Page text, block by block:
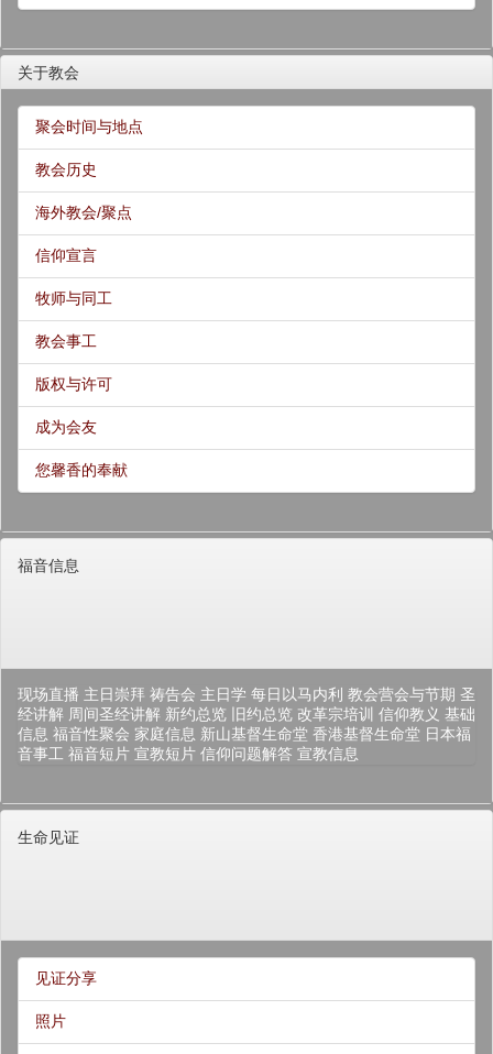
关于教会
聚会时间与地点
教会历史
海外教会/聚点
信仰宣言
牧师与同工
教会事工
版权与许可
成为会友
您馨香的奉献
福音信息
现场直播 主日崇拜 祷告会 主日学 每日以马内利 教会营会与节期 圣
经讲解 周间圣经讲解 新约总览 旧约总览 改革宗培训 信仰教义 基础
信息 福音性聚会 家庭信息 新山基督生命堂 香港基督生命堂 日本福
音事工 福音短片 宣教短片 信仰问题解答 宣教信息
生命见证
见证分享
照片